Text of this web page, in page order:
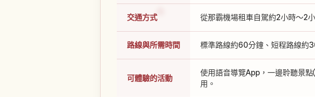
交通方式 從那霸機場租車自駕約2小時～2
路線與所需時間 標準路線約60分鐘、短程路線約
可體驗的活動
使用語音導覽App，一邊聆聽景
用。